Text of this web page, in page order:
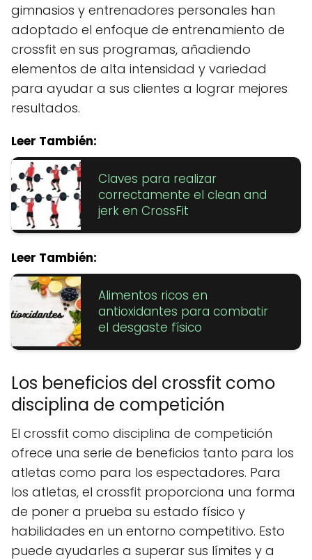
gimnasios y entrenadores personales han
adoptado el enfoque de entrenamiento de
crossfit en sus programas, añadiendo
elementos de alta intensidad y variedad
para ayudar a sus clientes a lograr mejores
resultados.
Leer También:
Claves para realizar
correctamente el clean and
jerk en CrossFit
Leer También:
Alimentos ricos en
antioxidantes para combatir
el desgaste físico
Los beneficios del crossfit como
disciplina de competición
El crossfit como disciplina de competición
ofrece una serie de beneficios tanto para los
atletas como para los espectadores. Para
los atletas, el crossfit proporciona una forma
de poner a prueba su estado físico y
habilidades en un entorno competitivo. Esto
puede ayudarles a superar sus límites y a